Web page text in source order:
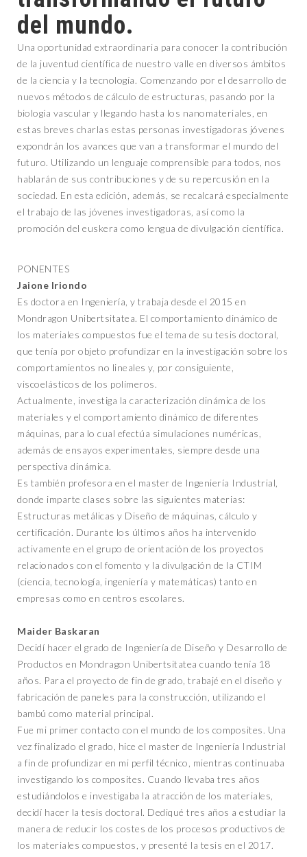
del mundo.
Una oportunidad extraordinaria para conocer la contribución
de la juventud científica de nuestro valle en diversos ámbitos
de la ciencia y la tecnología. Comenzando por el desarrollo de
nuevos métodos de cálculo de estructuras, pasando por la
biología vascular y llegando hasta los nanomateriales, en
estas breves charlas estas personas investigadoras jóvenes
expondrán los avances que van a transformar el mundo del
futuro. Utilizando un lenguaje comprensible para todos, nos
hablarán de sus contribuciones y de su repercusión en la
sociedad. En esta edición, además, se recalcará especialmente
el trabajo de las jóvenes investigadoras, así como la
promoción del euskera como lengua de divulgación científica.
PONENTES
Jaione Iriondo
Es doctora en Ingeniería, y trabaja desde el 2015 en
Mondragon Unibertsitatea. El comportamiento dinámico de
los materiales compuestos fue el tema de su tesis doctoral,
que tenía por objeto profundizar en la investigación sobre los
comportamientos no lineales y, por consiguiente,
viscoelásticos de los polímeros.
Actualmente, investiga la caracterización dinámica de los
materiales y el comportamiento dinámico de diferentes
máquinas, para lo cual efectúa simulaciones numéricas,
además de ensayos experimentales, siempre desde una
perspectiva dinámica.
Es también profesora en el master de Ingeniería Industrial,
donde imparte clases sobre las siguientes materias:
Estructuras metálicas y Diseño de máquinas, cálculo y
certificación. Durante los últimos años ha intervenido
activamente en el grupo de orientación de los proyectos
relacionados con el fomento y la divulgación de la CTIM
(ciencia, tecnología, ingeniería y matemáticas) tanto en
empresas como en centros escolares.
Maider Baskaran
Decidí hacer el grado de Ingeniería de Diseño y Desarrollo de
Productos en Mondragon Unibertsitatea cuando tenía 18
años. Para el proyecto de fin de grado, trabajé en el diseño y
fabricación de paneles para la construcción, utilizando el
bambú como material principal.
Fue mi primer contacto con el mundo de los composites. Una
vez finalizado el grado, hice el master de Ingeniería Industrial
a fin de profundizar en mi perfil técnico, mientras continuaba
investigando los composites. Cuando llevaba tres años
estudiándolos e investigaba la atracción de los materiales,
decidí hacer la tesis doctoral. Dediqué tres años a estudiar la
manera de reducir los costes de los procesos productivos de
los materiales compuestos, y presenté la tesis en el 2017.